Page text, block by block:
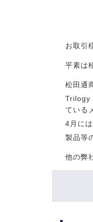
お取引
平素は
松田通
Trilogy
ている
4月に
製品等
他の弊